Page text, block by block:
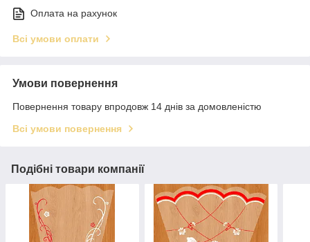
Оплата на рахунок
Всі умови оплати
Умови повернення
Повернення товару впродовж 14 днів за домовленістю
Всі умови повернення
Подібні товари компанії